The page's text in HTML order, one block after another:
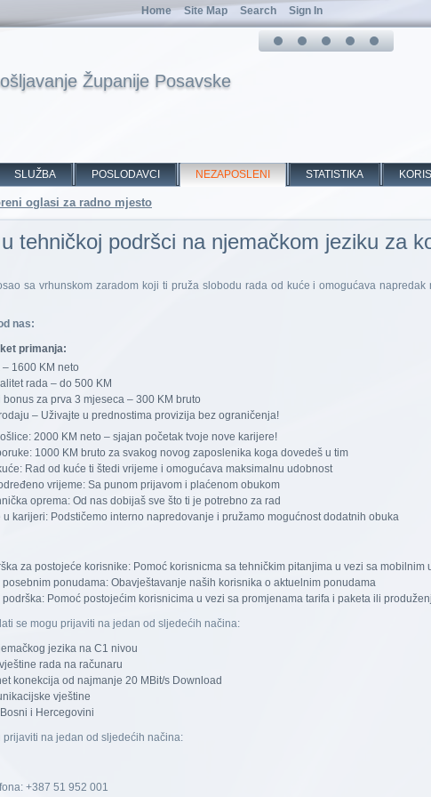
Županije Posavske
SLUŽBA POSLODAVCI NEZAPOSLENI STATISTIKA
oglasi za radno mjesto
tehničkoj podršci na njemačkom jeziku za
sa vrhunskom zaradom koji ti pruža slobodu rada od kuće i omogućava
nas:
primanja:
– 1600 KM neto
rada – do 500 KM
bonus za prva 3 mjeseca – 300 KM bruto
– Uživajte u prednostima provizija bez ograničenja!
2000 KM neto – sjajan početak tvoje nove karijere!
1000 KM bruto za svakog novog zaposlenika koga dovedeš u tim
Rad od kuće ti štedi vrijeme i omogućava maksimalnu udobnost
vrijeme: Sa punom prijavom i plaćenom obukom
oprema: Od nas dobijaš sve što ti je potrebno za rad
u karijeri: Podstičemo interno napredovanje i pružamo mogućnost dodatnih obuka
za postojeće korisnike: Pomoć korisnicma sa tehničkim pitanjima u vezi sa
posebnim ponudama: Obavještavanje naših korisnika o aktuelnim ponudama
Pomoć postojećim korisnicima u vezi sa promjenama tarifa i paketa ili
se mogu prijaviti na jedan od sljedećih načina:
jezika na C1 nivou
rada na računaru
konekcija od najmanje 20 MBit/s Download
vještine
i Hercegovini
prijaviti na jedan od sljedećih načina:
+387 51 952 001
Home Site Map Search Sign In